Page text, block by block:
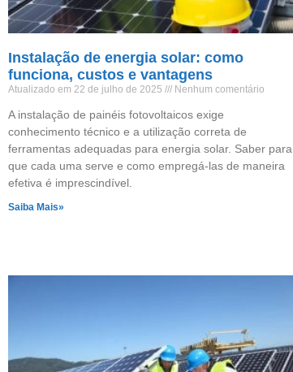
Instalação de energia solar: como
funciona, custos e vantagens
Atualizado em 22 de julho de 2025 Nenhum comentário
A instalação de painéis fotovoltaicos exige
conhecimento técnico e a utilização correta de
ferramentas adequadas para energia solar. Saber para
que cada uma serve e como empregá-las de maneira
efetiva é imprescindível.
Saiba Mais»